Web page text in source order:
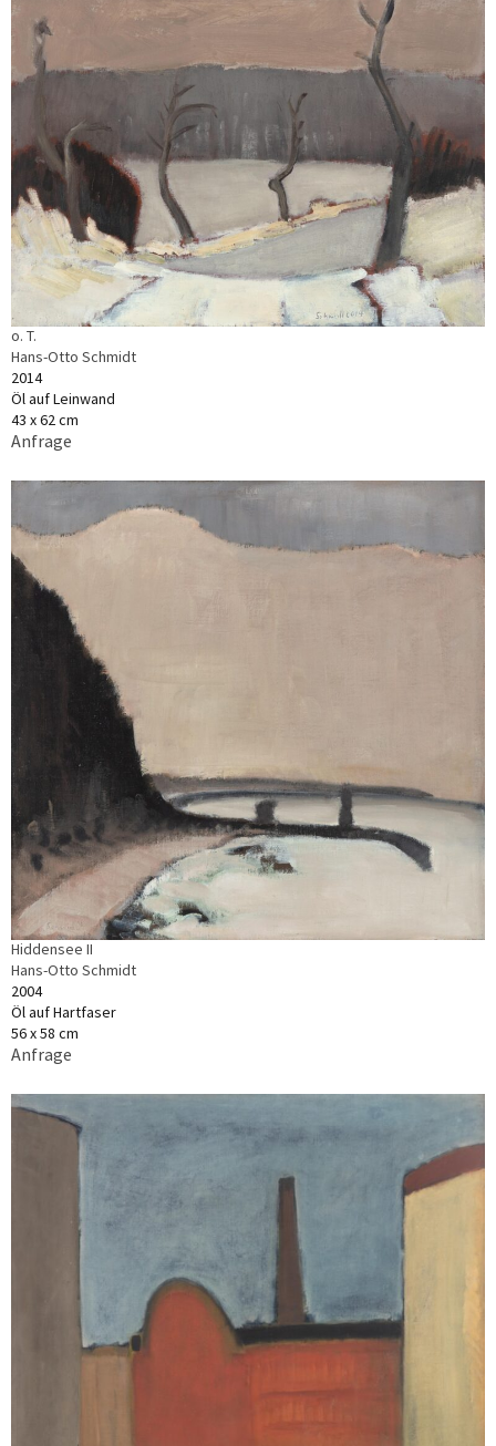
o. T.
Hans-Otto Schmidt
2014
Öl auf Leinwand
43 x 62 cm
Anfrage
Hiddensee II
Hans-Otto Schmidt
2004
Öl auf Hartfaser
56 x 58 cm
Anfrage